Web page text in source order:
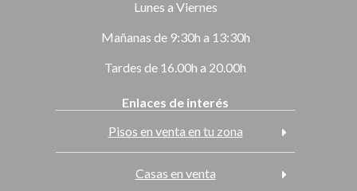
Lunes a Viernes
Mañanas de 9:30h a 13:30h
Tardes de 16.00h a 20.00h
Enlaces de interés
Pisos en venta en tu zona
Casas en venta